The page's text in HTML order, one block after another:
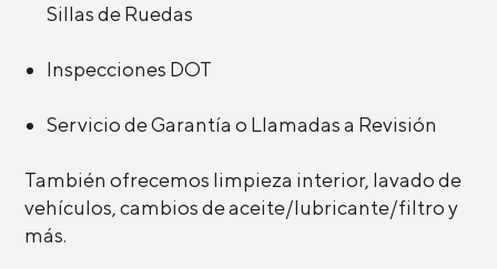
Sillas de Ruedas
Inspecciones DOT
Servicio de Garantía o Llamadas a Revisión
También ofrecemos limpieza interior, lavado de
vehículos, cambios de aceite/lubricante/filtro y
más.